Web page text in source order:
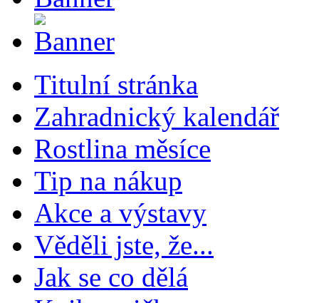
Titulní stránka
Zahradnický kalendář
Rostlina měsíce
Tip na nákup
Akce a výstavy
Věděli jste, že...
Jak se co dělá